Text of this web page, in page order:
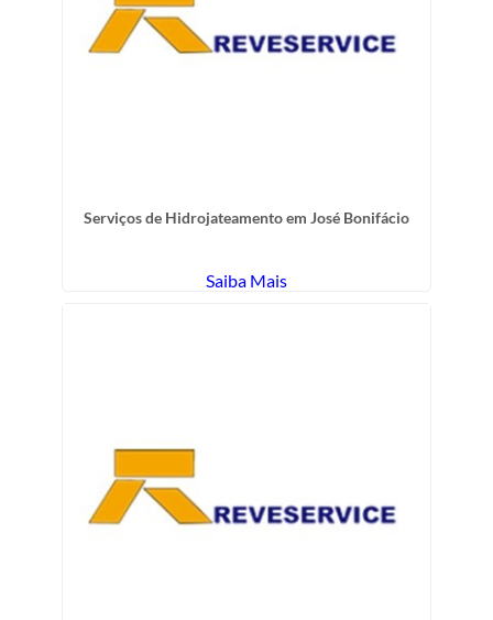
Serviços de Hidrojateamento em José Bonifácio
Saiba Mais